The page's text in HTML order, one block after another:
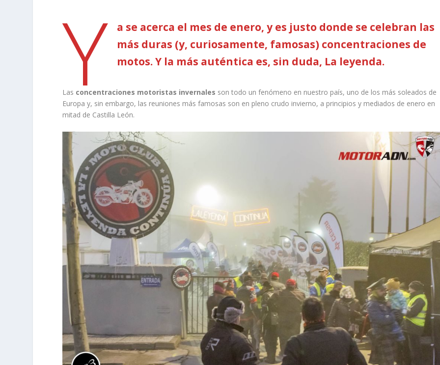
Y
a se acerca el mes de enero, y es justo donde se celebran las
más duras (y, curiosamente, famosas) concentraciones de
motos. Y la más auténtica es, sin duda, La leyenda.
Las concentraciones motoristas invernales son todo un fenómeno en nuestro país, uno de los más soleados de
Europa y, sin embargo, las reuniones más famosas son en pleno crudo invierno, a principios y mediados de enero en
mitad de Castilla León.